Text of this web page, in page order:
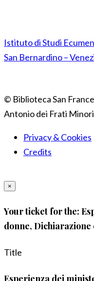
Istituto di Studi
San Bernardino –
© Biblioteca San
Antonio dei Frati
Privacy & Cookies
Credits
×
Your ticket for the:
donne, Dichiarazione
Title
Esperienza dei